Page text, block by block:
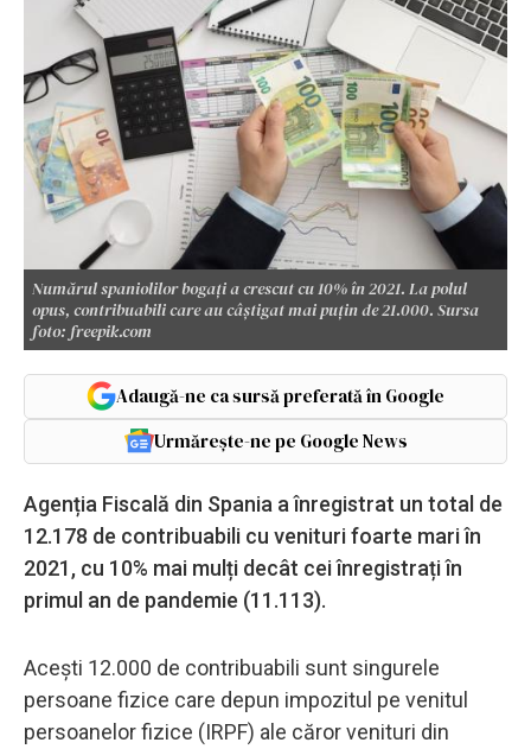
Numărul spaniolilor bogați a crescut cu 10% în 2021. La polul
opus, contribuabili care au câștigat mai puțin de 21.000. Sursa
foto: freepik.com
Adaugă-ne ca sursă preferată în Google
Urmărește-ne pe Google News
Agenția Fiscală din Spania a înregistrat un total de
12.178 de contribuabili cu venituri foarte mari în
2021, cu 10% mai mulți decât cei înregistrați în
primul an de pandemie (11.113).
Acești 12.000 de contribuabili sunt singurele
persoane fizice care depun impozitul pe venitul
persoanelor fizice (IRPF) ale căror venituri din